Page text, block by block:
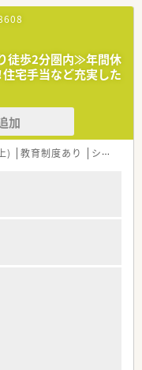
大手のチェーンで、安
ます。
げ、調剤だけでなくOTC
います。
グラムを導入し、質の高
ません。
万円で、これまでの経験
ます。
ます。
担するなど、資格取得を
全です。
とができ、薬剤師として
来の変化に不安を感じる
ます。
える実感を得やすく、感
がります。
り徒歩2分圏内≫年間休
住宅手当など充実した
加
) 教育制度あり シフト制